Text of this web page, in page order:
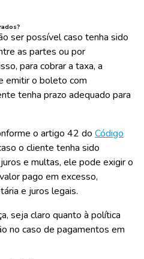
ser possível caso tenha sido
as partes ou por
para cobrar a taxa, a
emitir o boleto com
tenha prazo adequado para
o artigo 42 do Código
o cliente tenha sido
e multas, ele pode exigir o
pago em excesso,
e juros legais.
seja claro quanto à política
no caso de pagamentos em